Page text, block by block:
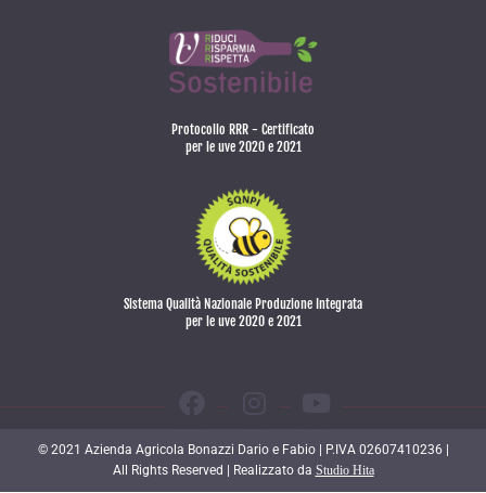
Protocollo RRR - Certificato
per le uve 2020 e 2021
Sistema Qualità Nazionale Produzione Integrata
per le uve 2020 e 2021
© 2021 Azienda Agricola Bonazzi Dario e Fabio | P.IVA 02607410236 |
All Rights Reserved | Realizzato da Studio Hita